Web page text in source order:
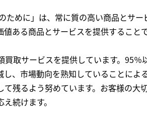
めに」は、常に質の高い商品とサ
ある商品とサービスを提供するこ
取サービスを提供しています。95
、市場動向を熟知していることによる
残るよう努めています。お客様の大
続けます。